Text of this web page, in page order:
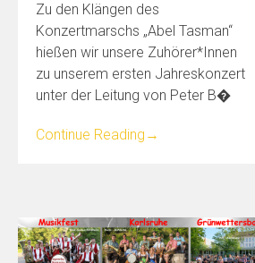
Zu den Klängen des
Konzertmarschs „Abel Tasman“
hießen wir unsere Zuhörer*Innen
zu unserem ersten Jahreskonzert
unter der Leitung von Peter B�
Continue Reading →